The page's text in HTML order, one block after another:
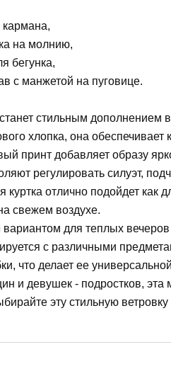
на молнию,
бегунка,
с манжетой на пуговице.
стильным дополнением
хлопка, она обеспечивает
принт добавляет образу
регулировать силуэт,
отлично подойдет как
свежем воздухе.
для теплых
с различными
что делает ее
и девушек - подростков, эта
эту стильную ветровку